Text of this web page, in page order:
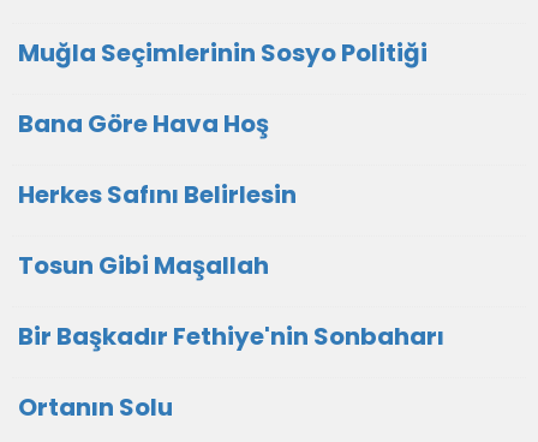
Muğla Seçimlerinin Sosyo Politiği
Bana Göre Hava Hoş
Herkes Safını Belirlesin
Tosun Gibi Maşallah
Bir Başkadır Fethiye'nin Sonbaharı
Ortanın Solu